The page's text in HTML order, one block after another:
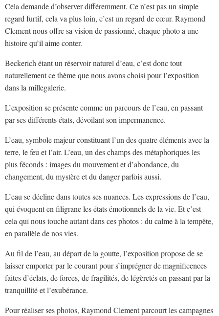
Cela demande d’observer différemment. Ce n’est pas un simple
regard furtif, cela va plus loin, c’est un regard de cœur. Raymond
Clement nous offre sa vision de passionné, chaque photo a une
histoire qu’il aime conter.
Beckerich étant un réservoir naturel d’eau, c’est donc tout
naturellement ce thème que nous avons choisi pour l’exposition
dans la millegalerie.
L’exposition se présente comme un parcours de l’eau, en passant
par ses différents états, dévoilant son impermanence.
L’eau, symbole majeur constituant l’un des quatre éléments avec la
terre, le feu et l’air. L’eau, un des champs des métaphoriques les
plus féconds : images du mouvement et d’abondance, du
changement, du mystère et du danger parfois aussi.
L’eau se décline dans toutes ses nuances. Les expressions de l’eau,
qui évoquent en filigrane les états émotionnels de la vie. Et c’est
cela qui nous touche autant dans ces photos : du calme à la tempête,
en parallèle de nos vies.
Au fil de l’eau, au départ de la goutte, l’exposition propose de se
laisser emporter par le courant pour s’imprégner de magnificences
faites d’éclats, de forces, de fragilités, de légèretés en passant par la
tranquillité et l’exubérance.
Pour réaliser ses photos, Raymond Clement parcourt les campagnes